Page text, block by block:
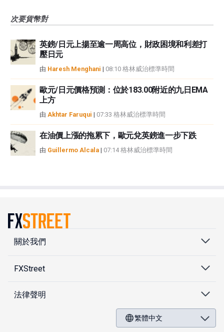
次要貨幣對
英鎊/日元上揚至逾一周高位，財政困境和利差打
壓日元
由 Haresh Menghani | 08:10 格林威治標準時間
歐元/日元價格預測：位於183.00附近的九日EMA
上方
由 Akhtar Faruqui | 07:33 格林威治標準時間
在油價上漲的拖累下，歐元兌英鎊進一步下跌
由 Guillermo Alcala | 07:14 格林威治標準時間
關於我們
FXStreet
法律聲明
繁體中文